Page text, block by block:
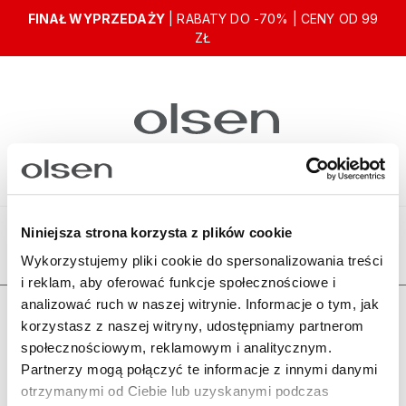
Niniejsza strona korzysta z plików cookie
Wykorzystujemy pliki cookie do spersonalizowania treści
i reklam, aby oferować funkcje społecznościowe i
analizować ruch w naszej witrynie. Informacje o tym, jak
korzystasz z naszej witryny, udostępniamy partnerom
społecznościowym, reklamowym i analitycznym.
Partnerzy mogą połączyć te informacje z innymi danymi
otrzymanymi od Ciebie lub uzyskanymi podczas
FINAŁ WYPRZEDAŻY| RABATY DO -70% | CENY OD 99
ZŁ
Ten produkt jest niedostępny.
Zamówienia
Olsen